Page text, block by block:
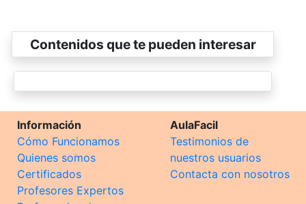
Contenidos que te pueden interesar
Información
Cómo Funcionamos
Quienes somos
Certificados
Profesores Expertos
AulaFacil
Testimonios de
nuestros usuarios
Contacta con nosotros